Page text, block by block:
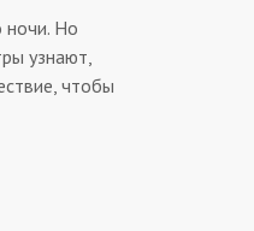
ночи. Но
узнают,
чтобы